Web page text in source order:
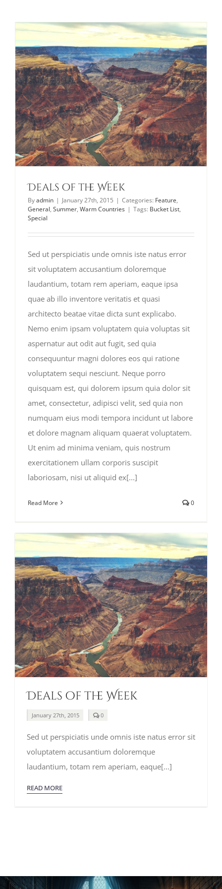
CODE OF CONDUCT
Deals of the Week
Byadmin | January 27th, 2015 | Categories: Feature,
General, Summer, Warm Countries | Tags: Bucket List,
Special
Sed ut perspiciatis unde omnis iste natus error
sit voluptatem accusantium doloremque
laudantium, totam rem aperiam, eaque ipsa
quae ab illo inventore veritatis et quasi
architecto beatae vitae dicta sunt explicabo.
Nemo enim ipsam voluptatem quia voluptas sit
aspernatur aut odit aut fugit, sed quia
consequuntur magni dolores eos qui ratione
voluptatem sequi nesciunt. Neque porro
quisquam est, qui dolorem ipsum quia dolor sit
amet, consectetur, adipisci velit, sed quia non
numquam eius modi tempora incidunt ut labore
et dolore magnam aliquam quaerat voluptatem.
Ut enim ad minima veniam, quis nostrum
exercitationem ullam corporis suscipit
laboriosam, nisi ut aliquid ex[...]
Read More 0
Deals of the Week
January 27th, 2015 0comments
of
Week
Sed ut perspiciatis unde omnis iste natus error sit
voluptatem accusantium doloremque
laudantium, totam rem aperiam, eaque[...]
READ MORE